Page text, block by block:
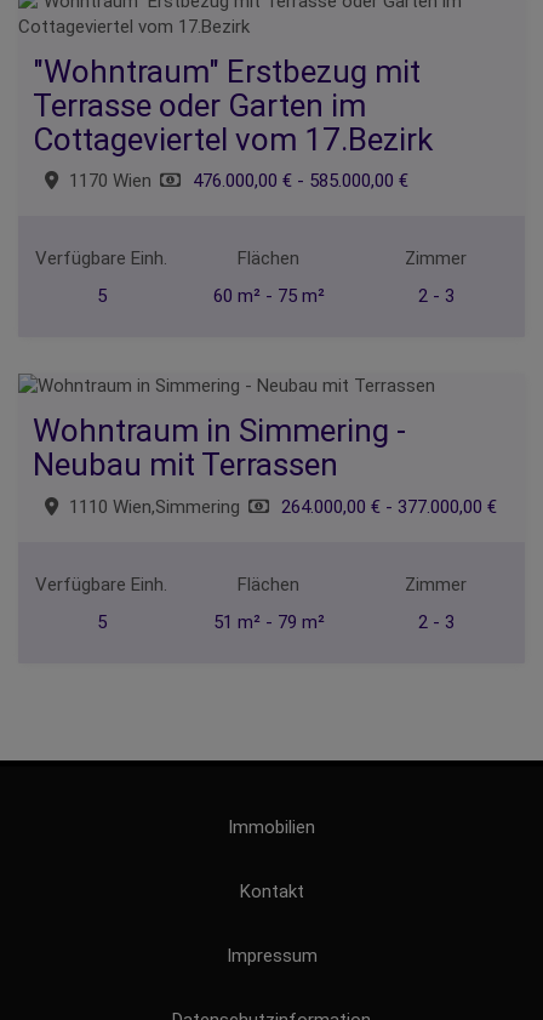
"Wohntraum" Erstbezug mit
Terrasse oder Garten im
Cottageviertel vom 17.Bezirk
1170 Wien 476.000,00 € - 585.000,00 €
Verfügbare Einh.
5
Flächen
60 m² - 75 m²
Zimmer
2 - 3
Wohntraum in Simmering -
Neubau mit Terrassen
1110 Wien,Simmering 264.000,00 € - 377.000,00 €
Verfügbare Einh.
5
Flächen
51 m² - 79 m²
Zimmer
2 - 3
Immobilien
Kontakt
Impressum